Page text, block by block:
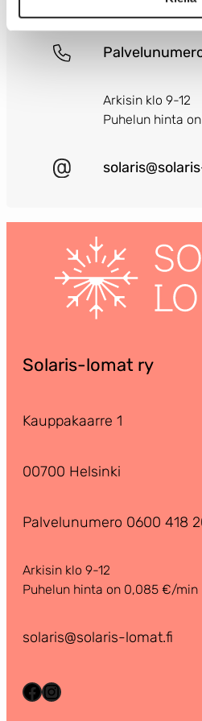
Arkisin klo 9-12
Puhelun hinta
Solaris-lomat ry
Kauppakaarre 1
00700 Helsinki
Palvelunumero 0600 418
Arkisin klo 9-12
Puhelun hinta on 0,085 €/min
solaris@solaris-lomat.fi
Facebook
Instagram